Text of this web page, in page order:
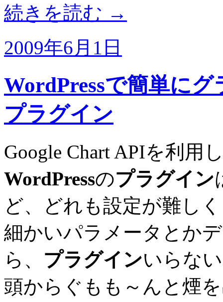
続きを読む →
2009年6月1日
WordPressで簡単に
プラグイン
Google Chart APIを利用
WordPressのプラグイン
ど、どれも設定が難し
細かいパラメータとか
ら、 プラグインいらな
頭からぐもも～んと煙